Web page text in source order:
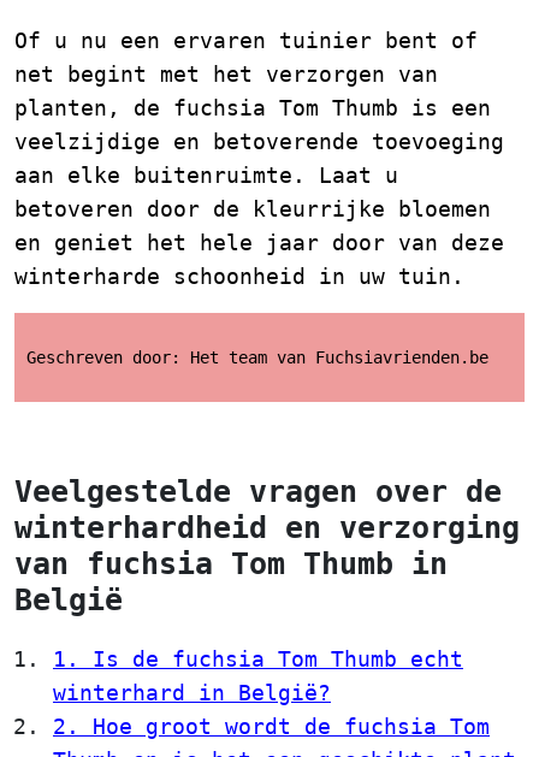
Of u nu een ervaren tuinier bent of
net begint met het verzorgen van
planten, de fuchsia Tom Thumb is een
veelzijdige en betoverende toevoeging
aan elke buitenruimte. Laat u
betoveren door de kleurrijke bloemen
en geniet het hele jaar door van deze
winterharde schoonheid in uw tuin.
Geschreven door: Het team van Fuchsiavrienden.be
Veelgestelde vragen over de
winterhardheid en verzorging
van fuchsia Tom Thumb in
België
1. Is de fuchsia Tom Thumb echt
winterhard in België?
2. Hoe groot wordt de fuchsia Tom